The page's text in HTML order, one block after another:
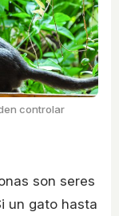
controlar
son seres
un gato hasta